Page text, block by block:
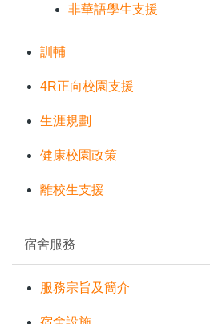
非華語學生支援
訓輔
4R正向校園支援
生涯規劃
健康校園政策
離校生支援
宿舍服務
服務宗旨及簡介